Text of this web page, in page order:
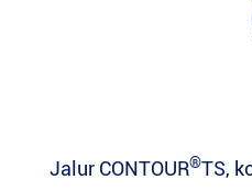
Jalur CONTOUR®TS,